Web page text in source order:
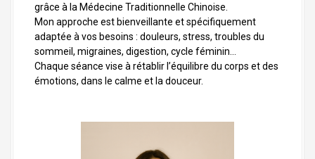
grâce à la Médecine Traditionnelle Chinoise.
Mon approche est bienveillante et spécifiquement
adaptée à vos besoins : douleurs, stress, troubles du
sommeil, migraines, digestion, cycle féminin…
Chaque séance vise à rétablir l’équilibre du corps et des
émotions, dans le calme et la douceur.